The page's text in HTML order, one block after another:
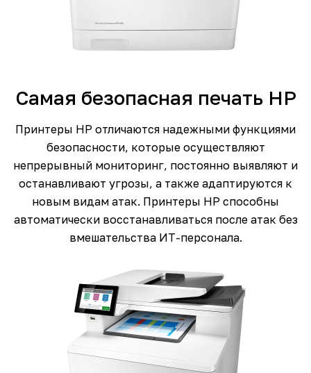
Самая безопасная печать HP
Принтеры HP отличаются надежными функциями
безопасности, которые осуществляют
непрерывный мониторинг, постоянно выявляют и
останавливают угрозы, а также адаптируются к
новым видам атак. Принтеры HP способны
автоматически восстанавливаться после атак без
вмешательства ИТ-персонала.